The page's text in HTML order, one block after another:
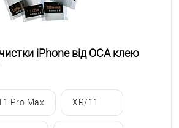
iPhone від OCA клею
Pro Max XR/11